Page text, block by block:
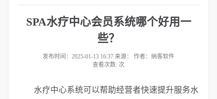
SPA水疗中心会员系统哪个好用一
些？
发布时间：2025-01-13 16:37 来源： 作者：纳客软件
查看次数: 次
水疗中心系统可以帮助经营者快速提升服务水